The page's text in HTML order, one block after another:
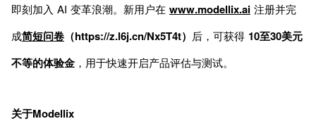
即刻加入 AI 变革浪潮。新用户在 www.modellix.ai 注册并完
成简短问卷 （https://z.l6j.cn/Nx5T4t） 后，可获得 10至30美元
不等的体验金 ，用于快速开启产品评估与测试。
关于Modellix